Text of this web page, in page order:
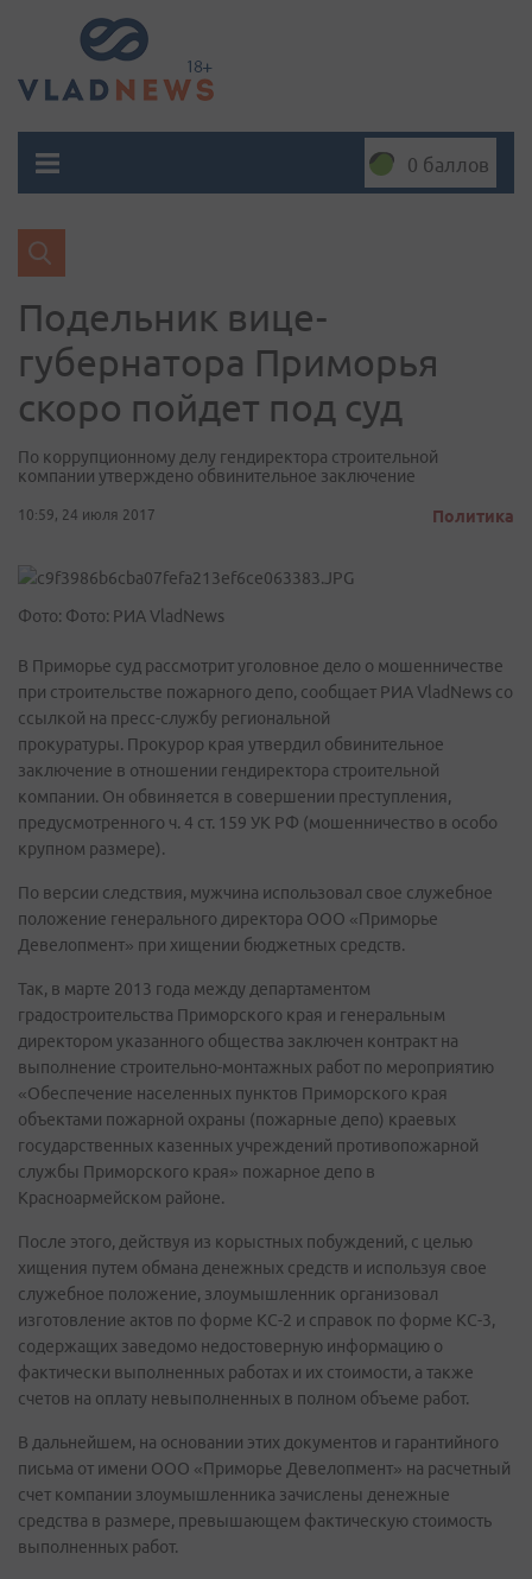
0 баллов
Подельник вице-
губернатора Приморья
скоро пойдет под суд
По коррупционному делу гендиректора строительной
компании утверждено обвинительное заключение
10:59, 24 июля 2017 Политика
Фото: Фото: РИА VladNews
В Приморье суд рассмотрит уголовное дело о мошенничестве
при строительстве пожарного депо, сообщает РИА VladNews со
ссылкой на пресс-службу региональной
прокуратуры. Прокурор края утвердил обвинительное
заключение в отношении гендиректора строительной
компании. Он обвиняется в совершении преступления,
предусмотренного ч. 4 ст. 159 УК РФ (мошенничество в особо
крупном размере).
По версии следствия, мужчина использовал свое служебное
положение генерального директора ООО «Приморье
Девелопмент» при хищении бюджетных средств.
Так, в марте 2013 года между департаментом
градостроительства Приморского края и генеральным
директором указанного общества заключен контракт на
выполнение строительно-монтажных работ по мероприятию
«Обеспечение населенных пунктов Приморского края
объектами пожарной охраны (пожарные депо) краевых
государственных казенных учреждений противопожарной
службы Приморского края» пожарное депо в
Красноармейском районе.
После этого, действуя из корыстных побуждений, с целью
хищения путем обмана денежных средств и используя свое
служебное положение, злоумышленник организовал
изготовление актов по форме КС-2 и справок по форме КС-3,
содержащих заведомо недостоверную информацию о
фактически выполненных работах и их стоимости, а также
счетов на оплату невыполненных в полном объеме работ.
В дальнейшем, на основании этих документов и гарантийного
письма от имени ООО «Приморье Девелопмент» на расчетный
счет компании злоумышленника зачислены денежные
средства в размере, превышающем фактическую стоимость
выполненных работ.